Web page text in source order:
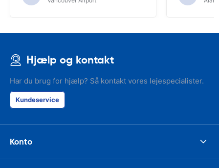
Hjælp og kontakt
Har du brug for hjælp? Så kontakt vores lejespecialister.
Kundeservice
Konto